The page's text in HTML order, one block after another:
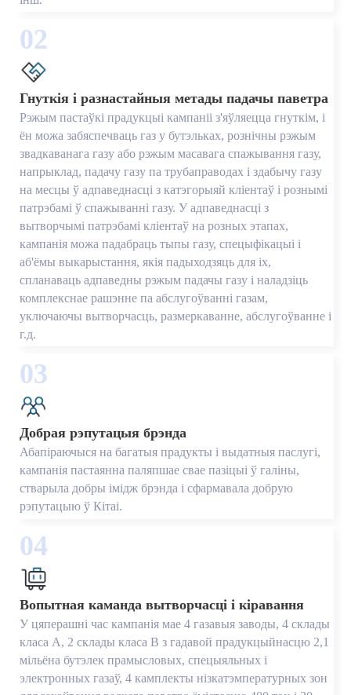
02
Гнуткія і разнастайныя метады падачы паветра
Рэжым пастаўкі прадукцыі кампаніі з'яўляецца гнуткім, і
ён можа забяспечваць газ у бутэльках, рознічны рэжым
звадкаванага газу або рэжым масавага спажывання газу,
напрыклад, падачу газу па трубаправодах і здабычу газу
на месцы ў адпаведнасці з катэгорыяй кліентаў і рознымі
патрэбамі ў спажыванні газу. У адпаведнасці з
вытворчымі патрэбамі кліентаў на розных этапах,
кампанія можа падабраць тыпы газу, спецыфікацыі і
аб'ёмы выкарыстання, якія падыходзяць для іх,
спланаваць адпаведны рэжым падачы газу і наладзіць
комплекснае рашэнне па абслугоўванні газам,
уключаючы вытворчасць, размеркаванне, абслугоўванне і
г.д.
03
Добрая рэпутацыя брэнда
Абапіраючыся на багатыя прадукты і выдатныя паслугі,
кампанія пастаянна паляпшае свае пазіцыі ў галіны,
стварыла добры імідж брэнда і сфармавала добрую
рэпутацыю ў Кітаі.
04
Вопытная каманда вытворчасці і кіравання
У цяперашні час кампанія мае 4 газавыя заводы, 4 склады
класа A, 2 склады класа B з гадавой прадукцыйнасцю 2,1
мільёна бутэлек прамысловых, спецыяльных і
электронных газаў, 4 камплекты нізкатэмпературных зон